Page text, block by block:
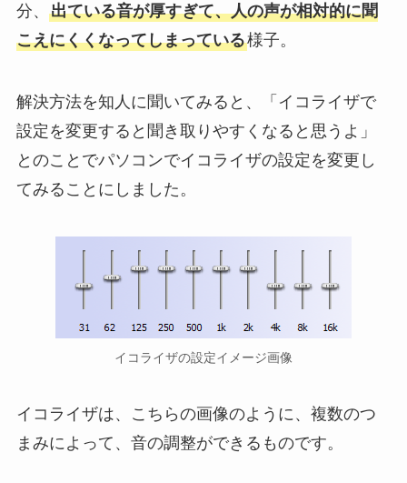
分、 出ている音が厚すぎて、人の声が相対的に聞
こえにくくなってしまっている様子。
解決方法を知人に聞いてみると、「イコライザで
設定を変更すると聞き取りやすくなると思うよ」
とのことでパソコンでイコライザの設定を変更し
てみることにしました。
イコライザの設定イメージ画像
イコライザは、こちらの画像のように、複数のつ
まみによって、音の調整ができるものです。